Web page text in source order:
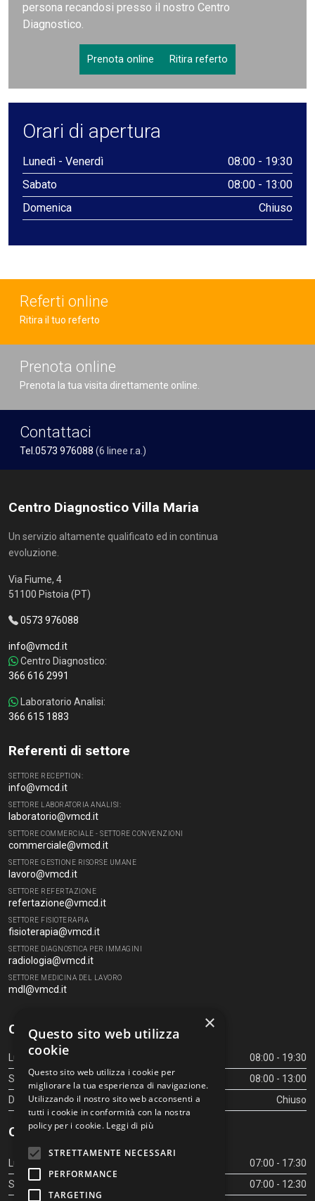
persona recandosi presso il nostro Centro
Diagnostico.
Prenota online Ritira referto
Orari di apertura
Lunedì - Venerdì
08:00 - 19:30
Sabato
08:00 - 13:00
Domenica
Chiuso
Referti online
Ritira il tuo referto
Prenota online
Prenota la tua visita direttamente online.
Contattaci
Tel.0573 976088 (6 linee r.a.)
Centro Diagnostico Villa Maria
Un servizio altamente qualificato ed in continua
evoluzione.
Via Fiume, 4
51100 Pistoia (PT)
0573 976088
info@vmcd.it
Centro Diagnostico:
366 616 2991
Laboratorio Analisi:
366 615 1883
Referenti di settore
SETTORE RECEPTION:
info@vmcd.it
SETTORE LABORATORIA ANALISI:
laboratorio@vmcd.it
SETTORE COMMERCIALE - SETTORE CONVENZIONI
commerciale@vmcd.it
SETTORE GESTIONE RISORSE UMANE
lavoro@vmcd.it
SETTORE REFERTAZIONE
refertazione@vmcd.it
SETTORE FISIOTERAPIA
fisioterapia@vmcd.it
SETTORE DIAGNOSTICA PER IMMAGINI
radiologia@vmcd.it
SETTORE MEDICINA DEL LAVORO
mdl@vmcd.it
Orari Centro Diagnostico
Lunedì - Venerdì
08:00 - 19:30
Sabato
08:00 - 13:00
Domenica
Chiuso
Orari Centro Diagnostico
Lunedì - Venerdì
07:00 - 17:30
Sabato
07:00 - 12:30
×
Questo sito web utilizza
cookie
Questo sito web utilizza i cookie per
migliorare la tua esperienza di navigazione.
Utilizzando il nostro sito web acconsenti a
tutti i cookie in conformità con la nostra
policy per i cookie. Leggi di più
STRETTAMENTE NECESSARI
PERFORMANCE
TARGETING